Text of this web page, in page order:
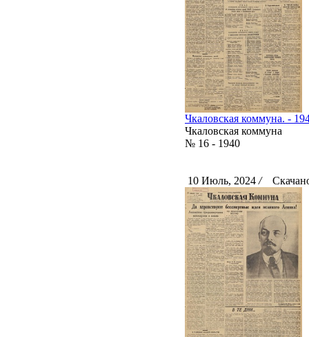
Чкаловская коммуна. -
Чкаловская коммуна
№ 16 - 1940
10 Июль, 2024 /